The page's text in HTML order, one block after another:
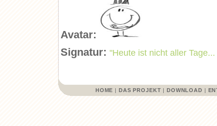
Avatar:
Signatur: "Heute ist nicht aller
HOME | DAS PROJEKT | DOWNLOAD |